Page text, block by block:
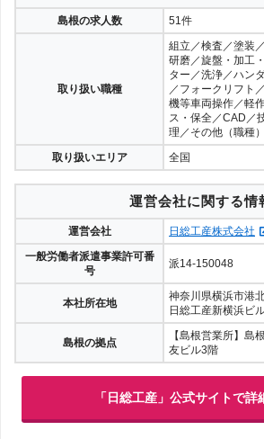
島根の求人数 51件
取り扱い職種
組立／検査／塗装
研磨／旋盤・加工
ター／洗浄／ハン
／フォークリフト
機等車両操作／軽
ス・保全／CAD／
理／その他（職種）
取り扱いエリア
全国
運営会社に関する情
運営会社
日総工産株式会社
一般労働者派遣事業許可番
号
派14-150048
本社所在地
神奈川県横浜市港
日総工産新横浜ビ
島根の拠点
【島根営業所】島
友ビル3階
「日総工産」公式サイトで詳